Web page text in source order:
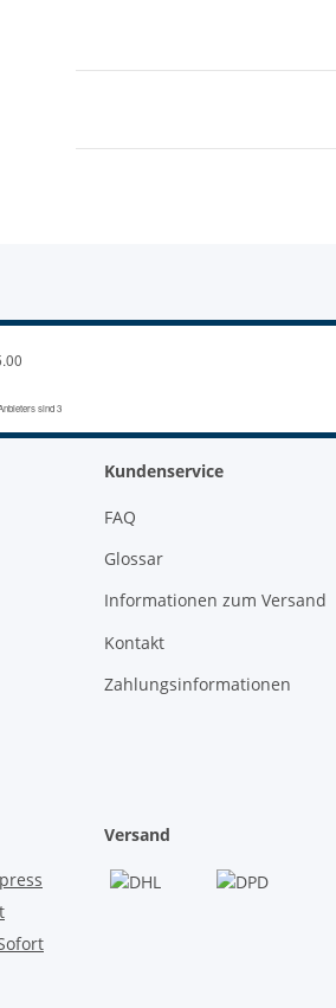
Kundenservice
FAQ
Glossar
Informationen zum Versand
Kontakt
Zahlungsinformationen
Versand